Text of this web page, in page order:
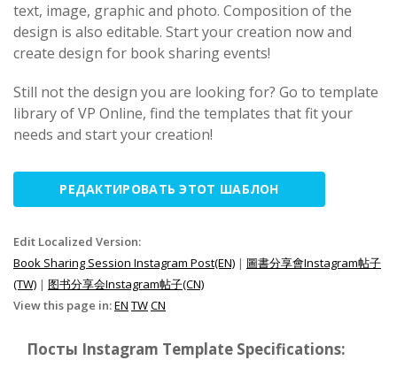
text, image, graphic and photo. Composition of the
design is also editable. Start your creation now and
create design for book sharing events!
Still not the design you are looking for? Go to template
library of VP Online, find the templates that fit your
needs and start your creation!
РЕДАКТИРОВАТЬ ЭТОТ ШАБЛОН
Edit Localized Version:
Book Sharing Session Instagram Post(EN) | 圖書分享會Instagram帖子
(TW) | 图书分享会Instagram帖子(CN)
View this page in:EN TWCN
Посты Instagram Template Specifications: